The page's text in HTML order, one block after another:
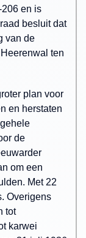
en is
besluit dat
van de
ten
plan voor
en herstaten
de
om een
Met 22
Overigens
tot
karwei